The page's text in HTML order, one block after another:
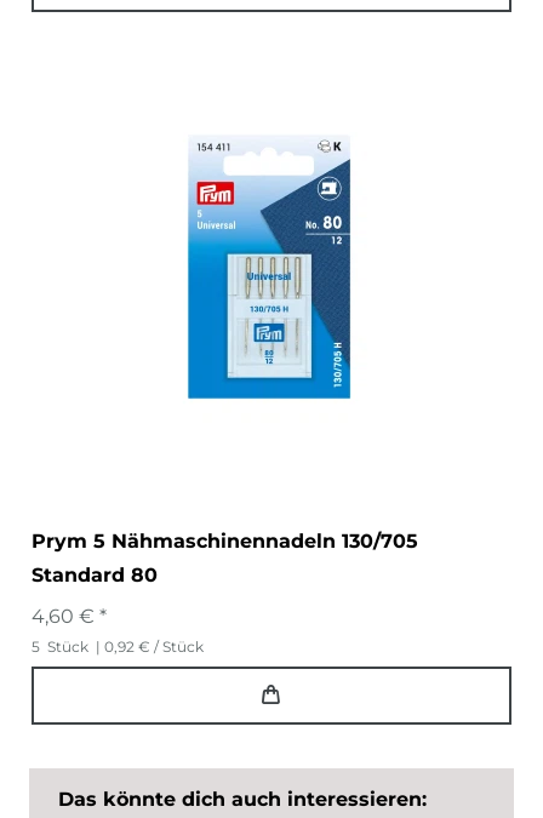
Prym 5 Nähmaschinennadeln 130/705
Standard 80
4,60 € *
5 Stück | 0,92 € / Stück
Das könnte dich auch interessieren: